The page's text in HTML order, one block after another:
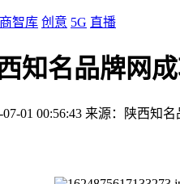
智库 创意 5G 直播
知名品牌网
01 00:56:43 来源：陕西知名